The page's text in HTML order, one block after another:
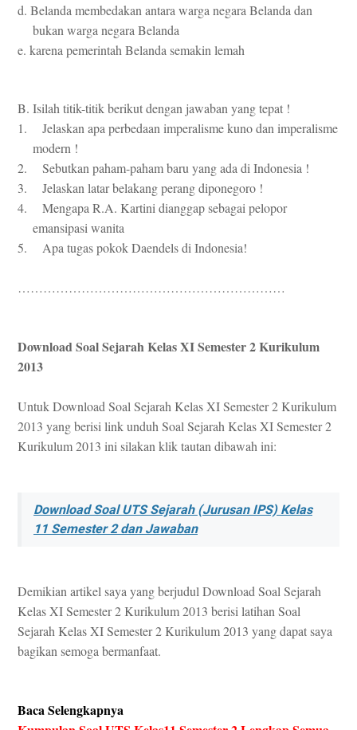
d. Belanda membedakan antara warga negara Belanda dan
bukan warga negara Belanda
e. karena pemerintah Belanda semakin lemah
B. Isilah titik-titik berikut dengan jawaban yang tepat !
1. Jelaskan apa perbedaan imperalisme kuno dan imperalisme
modern !
2. Sebutkan paham-paham baru yang ada di Indonesia !
3. Jelaskan latar belakang perang diponegoro !
4. Mengapa R.A. Kartini dianggap sebagai pelopor
emansipasi wanita
5. Apa tugas pokok Daendels di Indonesia!
………………………………………………………
Download Soal Sejarah Kelas XI Semester 2 Kurikulum
2013
Untuk Download Soal Sejarah Kelas XI Semester 2 Kurikulum
2013 yang berisi link unduh Soal Sejarah Kelas XI Semester 2
Kurikulum 2013 ini silakan klik tautan dibawah ini:
Download Soal UTS Sejarah (Jurusan IPS) Kelas
11 Semester 2 dan Jawaban
Demikian artikel saya yang berjudul Download Soal Sejarah
Kelas XI Semester 2 Kurikulum 2013 berisi latihan Soal
Sejarah Kelas XI Semester 2 Kurikulum 2013 yang dapat saya
bagikan semoga bermanfaat.
Baca Selengkapnya